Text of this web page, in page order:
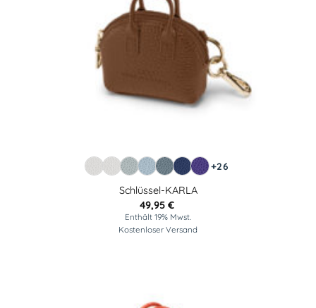
+26
Schlüssel-KARLA
49,95 €
Enthält 19% Mwst.
Kostenloser Versand